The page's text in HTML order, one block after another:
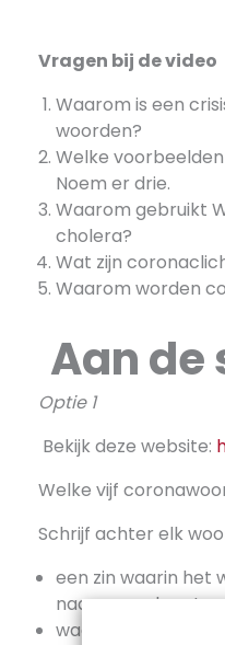
Vragen bij de video
Waarom is een
woorden?
Welke
Noem er drie.
Waarom gebruikt
cholera?
Wat zijn
Waarom worden
Aan de
Optie 1
Bekijk deze website:
Welke vijf
Schrijf achter elk
een zin waarin het
naar voren komt
waarom je het een